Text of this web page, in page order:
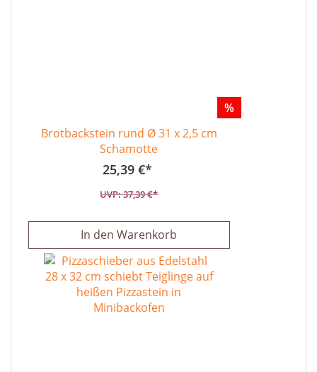
%
Brotbackstein rund Ø 31 x 2,5 cm
Schamotte
25,39 €
37,39 €
In den Warenkorb